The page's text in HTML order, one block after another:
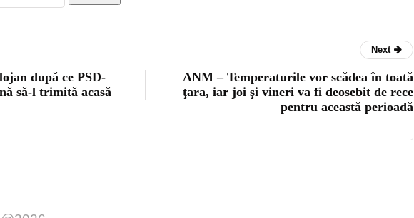
după ce PSD-
să-l trimită acasă
Next
ANM – Temperaturile vor scădea în toată
ţara, iar joi şi vineri va fi deosebit de rece
pentru această perioadă